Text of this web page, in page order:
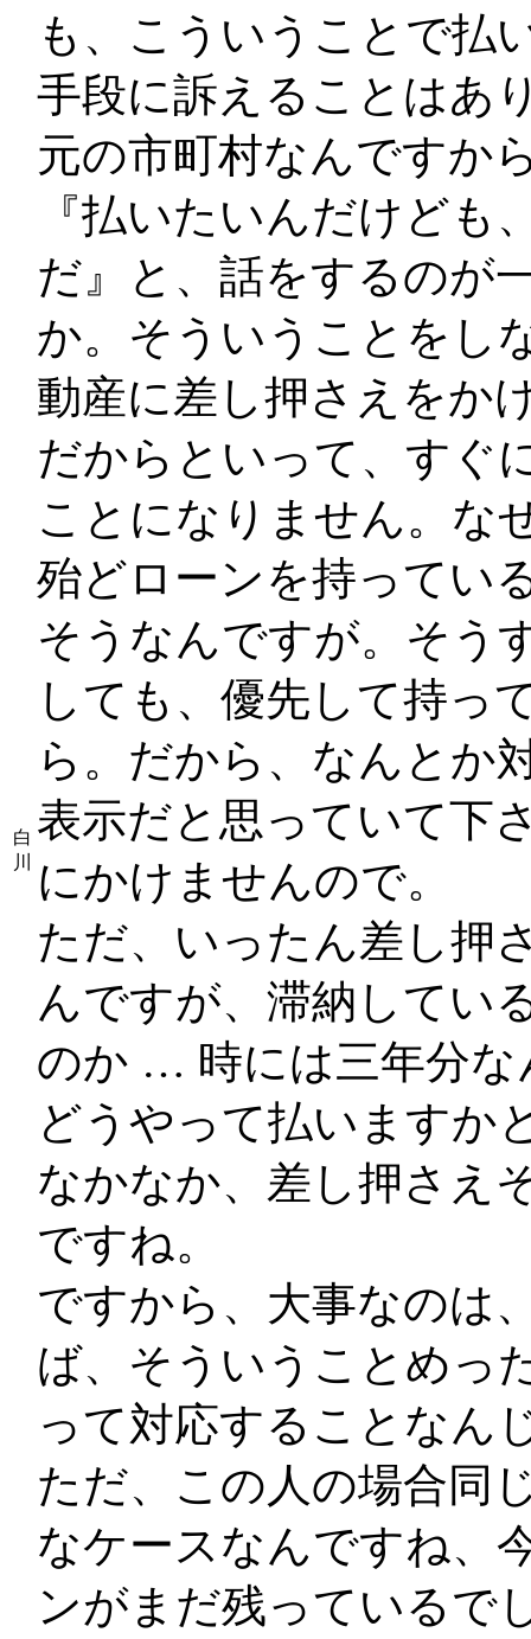
白
川
も、こういうことで払
手段に訴えることはあ
元の市町村なんですか
『払いたいんだけども
だ』と、話をするのが
か。そういうことをし
動産に差し押さえをか
だからといって、すぐ
ことになりません。な
殆どローンを持ってい
そうなんですが。そう
しても、優先して持っ
ら。だから、なんとか
表示だと思っていて下
にかけませんので。
ただ、いったん差し押
んですが、滞納してい
のか … 時には三年分な
どうやって払いますか
なかなか、差し押さえ
ですね。
ですから、大事なのは
ば、そういうことめっ
って対応することなん
ただ、この人の場合同
なケースなんですね、
ンがまだ残っているで